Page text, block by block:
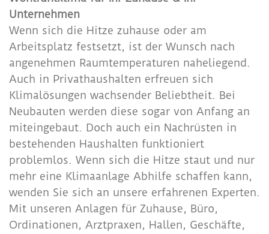
Unternehmen
Wenn sich die Hitze zuhause oder am
Arbeitsplatz festsetzt, ist der Wunsch nach
angenehmen Raumtemperaturen naheliegend.
Auch in Privathaushalten erfreuen sich
Klimalösungen wachsender Beliebtheit. Bei
Neubauten werden diese sogar von Anfang an
miteingebaut. Doch auch ein Nachrüsten in
bestehenden Haushalten funktioniert
problemlos. Wenn sich die Hitze staut und nur
mehr eine Klimaanlage Abhilfe schaffen kann,
wenden Sie sich an unsere erfahrenen Experten.
Mit unseren Anlagen für Zuhause, Büro,
Ordinationen, Arztpraxen, Hallen, Geschäfte,